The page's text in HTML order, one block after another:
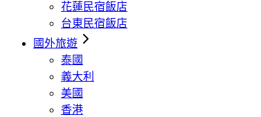
花蓮民宿飯店
台東民宿飯店
國外旅遊
泰國
義大利
美國
香港